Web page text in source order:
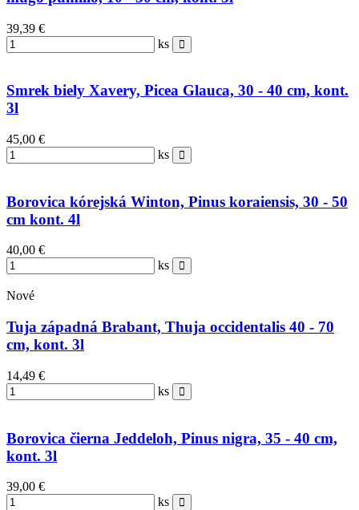
39,39 €
ks
Smrek biely Xavery, Picea Glauca, 30 - 40 cm, kont.
3l
45,00 €
ks
Borovica kórejská Winton, Pinus koraiensis, 30 - 50
cm kont. 4l
40,00 €
ks
Nové
Tuja západná Brabant, Thuja occidentalis 40 - 70
cm, kont. 3l
14,49 €
ks
Borovica čierna Jeddeloh, Pinus nigra, 35 - 40 cm,
kont. 3l
39,00 €
ks